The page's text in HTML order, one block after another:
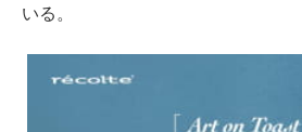
いる。